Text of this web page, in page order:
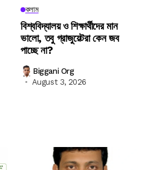
কলাম
বিশ্ববিদ্যালয় ও শিক্ষার্থীদের মান
ভালো, তবু গ্রাজুয়েটরা কেন জব
পাচ্ছে না?
Biggani Org
August 3, 2026